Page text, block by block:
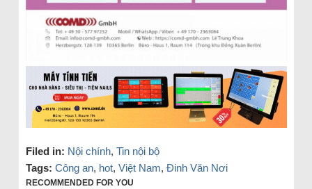
Filed in: Nội chính, Tin nội bộ
Tags: Công an, hot, Việt Nam, Đinh Văn Nơi
RECOMMENDED FOR YOU